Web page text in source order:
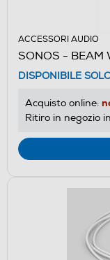
ACCESSORI AUDIO
SONOS - BEAM
DISPONIBILE
Acquisto online:
Ritiro in negozio